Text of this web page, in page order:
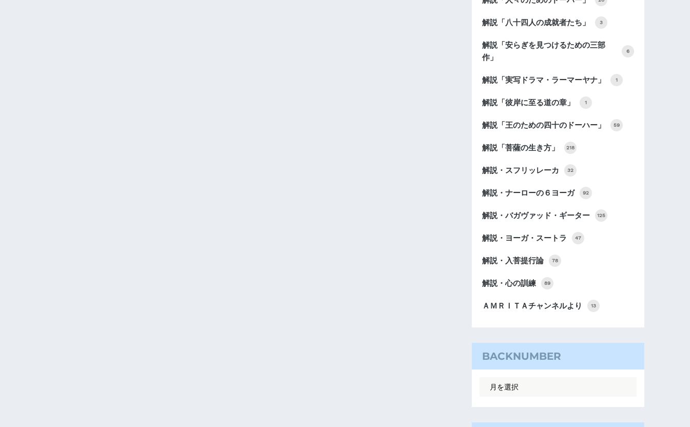
解説「八十四人の成就者たち」 3
解説「安らぎを見つけるための三部
作」
6
解説「実写ドラマ・ラーマーヤナ」 1
解説「彼岸に至る道の章」 1
解説「王のための四十のドーハー」 59
解説「菩薩の生き方」 218
解説・スフリッレーカ 32
解説・ナーローの６ヨーガ 92
解説・バガヴァッド・ギーター 125
解説・ヨーガ・スートラ 47
解説・入菩提行論 78
解説・心の訓練 89
ＡＭＲＩＴＡチャンネルより 13
BACKNUMBER